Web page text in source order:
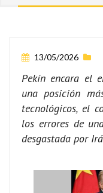
13/05/2026
Pekín encara el
una posición
tecnológicos, el
los errores de
desgastada por